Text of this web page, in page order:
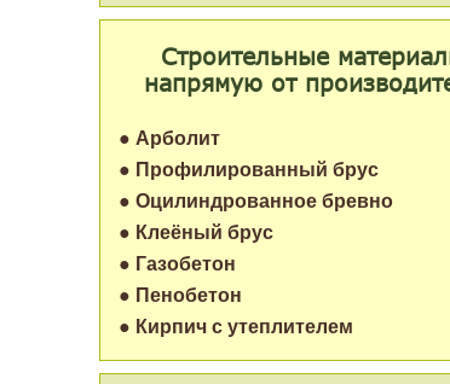
Строительные
напрямую от
● Арболит
● Профилированный брус
● Оцилиндрованное бревно
● Клеёный брус
● Газобетон
● Пенобетон
● Кирпич с утеплителем